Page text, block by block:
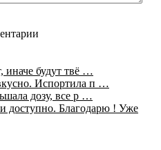
иначе будут твё …
Испортила п …
дозу, все р …
доступно. Благодарю ! Уже